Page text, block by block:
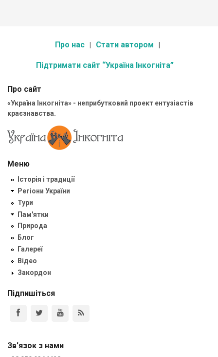
Про нас Стати автором
Підтримати сайт “Україна Інкогніта”
Про сайт
«Україна Інкогніта» - неприбутковий проект ентузіастів
краєзнавства.
Меню
Історія і традиції
Регіони України
Тури
Пам'ятки
Природа
Блог
Галереї
Відео
Закордон
Підпишіться
Зв'язок з нами